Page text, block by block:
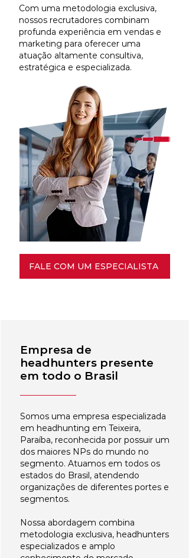
Com uma metodologia exclusiva,
nossos recrutadores combinam
profunda experiência em vendas e
marketing para oferecer uma
atuação altamente consultiva,
estratégica e especializada.
FALE COM UM ESPECIALISTA
Empresa de
headhunters presente
em todo o Brasil
Somos uma empresa especializada
em headhunting em Teixeira,
Paraíba, reconhecida por possuir um
dos maiores NPs do mundo no
segmento. Atuamos em todos os
estados do Brasil, atendendo
organizações de diferentes portes e
segmentos.
Nossa abordagem combina
metodologia exclusiva, headhunters
especializados e amplo